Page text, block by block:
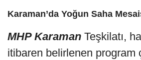
Karaman’da Yoğun Saha
MHP Karaman Teşkilatı,
itibaren belirlenen program